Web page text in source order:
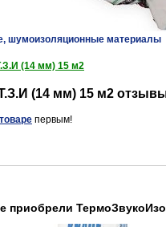
шумоизоляционные материалы
(14 мм) 15 м2
(14 мм) 15 м2
первым!
приобрели